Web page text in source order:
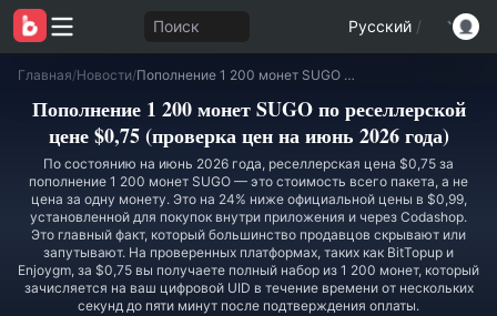
Поиск Русский /
Главная/Новости/ Пополнение 1 200 монет SUGO по реселлерской цене $0,75 (проверка цен на июнь 2026 года)
Пополнение 1 200 монет SUGO по реселлерской
цене $0,75 (проверка цен на июнь 2026 года)
По состоянию на июнь 2026 года, реселлерская цена $0,75 за
пополнение 1 200 монет SUGO — это стоимость всего пакета, а не
цена за одну монету. Это на 24% ниже официальной цены в $0,99,
установленной для покупок внутри приложения и через Codashop.
Это главный факт, который большинство продавцов скрывают или
запутывают. На проверенных платформах, таких как BitTopup и
Enjoygm, за $0,75 вы получаете полный набор из 1 200 монет, который
зачисляется на ваш цифровой UID в течение времени от нескольких
секунд до пяти минут после подтверждения оплаты.